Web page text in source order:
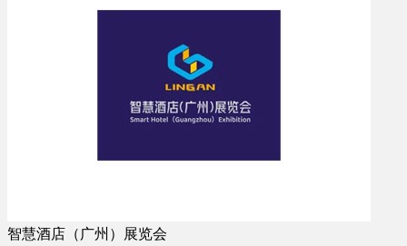
智慧酒店（广州）展览会